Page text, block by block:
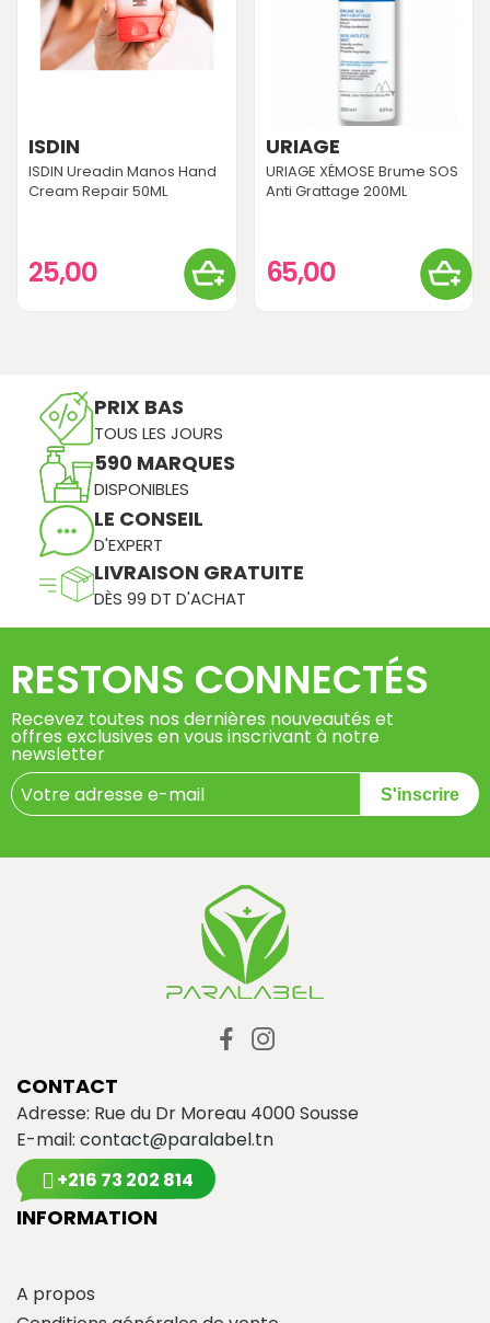
ISDIN
ISDIN Ureadin Manos Hand
Cream Repair 50ML
25,00
URIAGE
URIAGE XÉMOSE Brume SOS
Anti Grattage 200ML
65,00
PRIX BAS
TOUS LES JOURS
590 MARQUES
DISPONIBLES
LE CONSEIL
D'EXPERT
LIVRAISON GRATUITE
DÈS 99 DT D'ACHAT
RESTONS CONNECTÉS
Recevez toutes nos dernières nouveautés et
offres exclusives en vous inscrivant à notre
newsletter
S'inscrire
CONTACT
Adresse: Rue du Dr Moreau 4000 Sousse
E-mail: contact@paralabel.tn
+216 73 202 814
INFORMATION
A propos